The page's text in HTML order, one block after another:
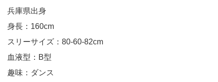
兵庫県出身
身長：160cm
スリーサイズ：80-60-82cm
血液型：B型
趣味：ダンス